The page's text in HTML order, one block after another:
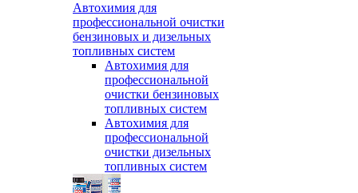
Автохимия для
профессиональной очистки
бензиновых и дизельных
топливных систем
Автохимия для
профессиональной
очистки бензиновых
топливных систем
Автохимия для
профессиональной
очистки дизельных
топливных систем